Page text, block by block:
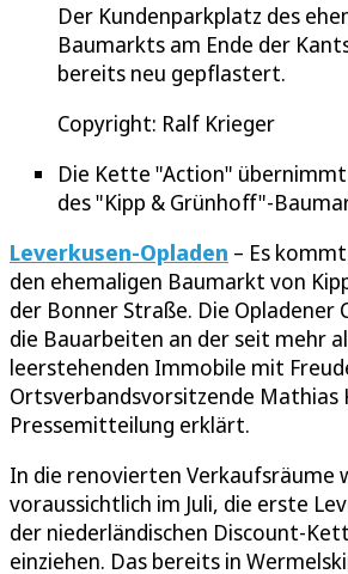
Der Kundenparkplatz des
Baumarkts am Ende der
bereits neu gepflastert.
Copyright: Ralf Krieger
Die Kette "Action"
des "Kipp & Grünhoff"-
Leverkusen-Opladen – Es
den ehemaligen Baumarkt von
der Bonner Straße. Die Opladener
die Bauarbeiten an der seit mehr
leerstehenden Immobile mit
Ortsverbandsvorsitzende Mathias
Pressemitteilung erklärt.
In die renovierten Verkaufsräume
voraussichtlich im Juli, die erste
der niederländischen Discount-
einziehen. Das bereits in